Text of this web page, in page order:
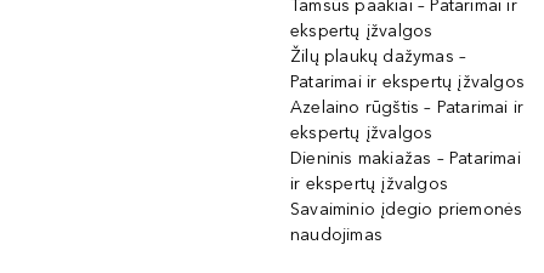
Tamsūs paakiai – Patarimai ir
ekspertų įžvalgos
Žilų plaukų dažymas –
Patarimai ir ekspertų įžvalgos
Azelaino rūgštis – Patarimai ir
ekspertų įžvalgos
Dieninis makiažas – Patarimai
ir ekspertų įžvalgos
Savaiminio įdegio priemonės
naudojimas